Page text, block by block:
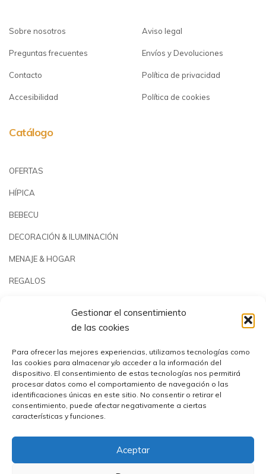
Gestionar el consentimiento
de las cookies
Para ofrecer las mejores experiencias, utilizamos tecnologías como
las cookies para almacenar y/o acceder a la información del
dispositivo. El consentimiento de estas tecnologías nos permitirá
procesar datos como el comportamiento de navegación o las
identificaciones únicas en este sitio. No consentir o retirar el
consentimiento, puede afectar negativamente a ciertas
características y funciones.
Aceptar
Sobre nosotros
Preguntas frecuentes
Contacto
Accesibilidad
Aviso legal
Envíos y Devoluciones
Política de privacidad
Política de cookies
Catálogo
OFERTAS
HÍPICA
BEBECU
DECORACIÓN & ILUMINACIÓN
MENAJE & HOGAR
REGALOS
PISCINAS & REPUESTOS
Comercial Utrera s.l.© 2023 | CIF: B41194655